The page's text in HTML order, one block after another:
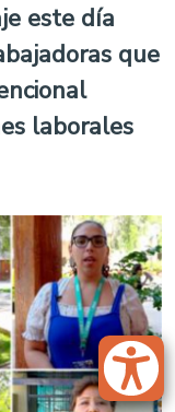
este día
que
laborales